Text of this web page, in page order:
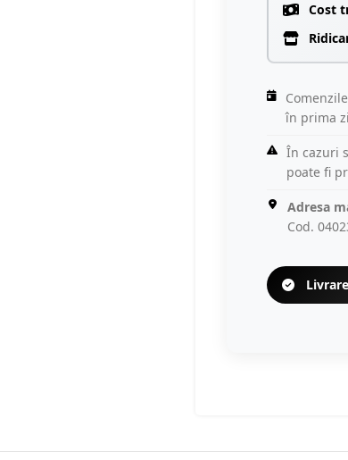
Cost
în prima
În cazuri
poate fi
Adresa
Cod.